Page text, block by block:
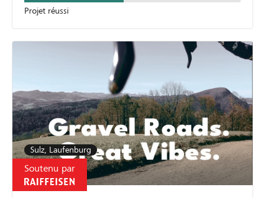
Projet réussi
Sulz, Laufenburg
Soutenu par